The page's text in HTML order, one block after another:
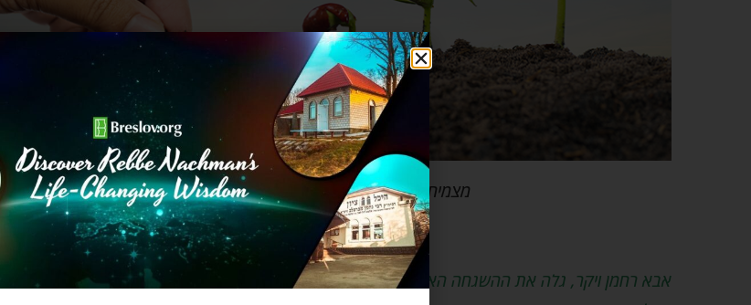
מצמיח קרן ישועה – מהזרע הקטן ועד לבני האדם
בתמונה: תהליך הנבטה של זרע
אבא רחמן ויקר, גלה את ההשגחה האלוקית והשמימית שלך על כל הבריאה. חדש את העולם כך שכולם